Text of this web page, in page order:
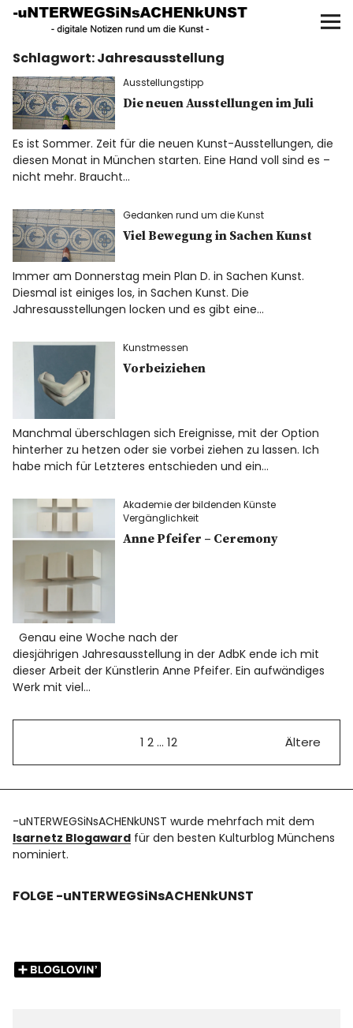
UNTERWEGS IN SACHEN
KUNST
Start
AKTUELLE AUSSTELLUNGEN
KUNSTSPAZIERGÄNGE
UNSER BUCH
f I P
Schlagwort:Jahresausstellung
Ausstellungstipp
Die neuen Ausstellungen im Juli
Es ist Sommer. Zeit für die neuen Kunst-Ausstellungen, die
diesen Monat in München starten. Eine Hand voll sind es –
nicht mehr. Braucht…
Gedanken rund um die Kunst
Viel Bewegung in Sachen Kunst
Immer am Donnerstag mein Plan D. in Sachen Kunst.
Diesmal ist einiges los, in Sachen Kunst. Die
Jahresausstellungen locken und es gibt eine…
Kunstmessen
Vorbeiziehen
Manchmal überschlagen sich Ereignisse, mit der Option
hinterher zu hetzen oder sie vorbei ziehen zu lassen. Ich
habe mich für Letzteres entschieden und ein…
Akademie der bildenden Künste
Vergänglichkeit
Anne Pfeifer – Ceremony
Genau eine Woche nach der
diesjährigen Jahresausstellung in der AdbK ende ich mit
dieser Arbeit der Künstlerin Anne Pfeifer. Ein aufwändiges
Werk mit viel…
1 2… 12 Ältere
-uNTERWEGSiNsACHENkUNST wurde mehrfach mit dem
Isarnetz Blogaward für den besten Kulturblog Münchens
nominiert.
FOLGE -uNTERWEGSiNsACHENkUNST